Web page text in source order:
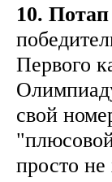
10.
Первого
свой
просто